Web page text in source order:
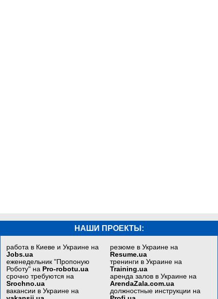
НАШИ ПРОЕКТЫ:
работа в Киеве и Украине на
Jobs.ua
еженедельник "Пропоную
Роботу" на Pro-robotu.ua
срочно требуются на
Srochno.ua
вакансии в Украине на
резюме в Украине на
Resume.ua
тренинги в Украине на
Training.ua
аренда залов в Украине на
ArendaZala.com.ua
должностные инструкции на